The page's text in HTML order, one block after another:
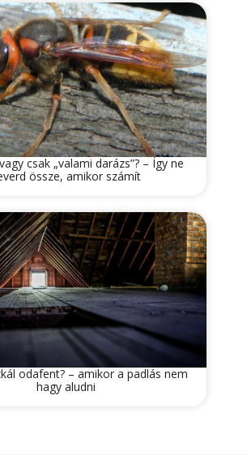
csak „valami darázs”? – Így ne
össze, amikor számít
odafent? – amikor a padlás nem
hagy aludni